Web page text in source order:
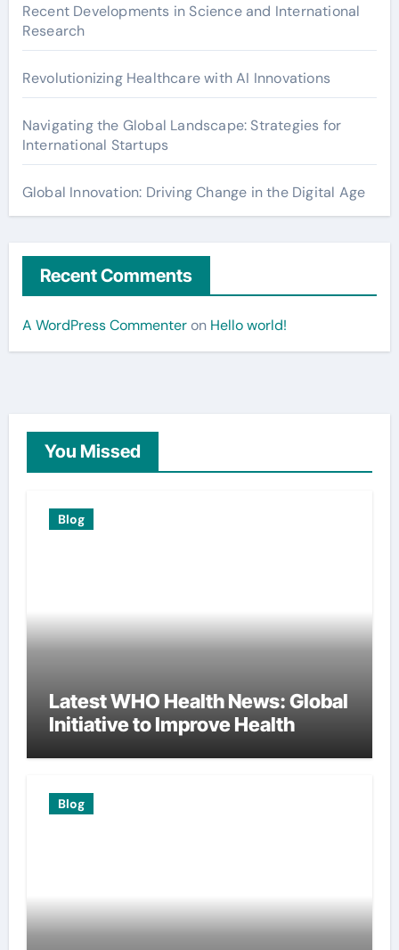
Recent Developments in Science and International
Research
Revolutionizing Healthcare with AI Innovations
Navigating the Global Landscape: Strategies for
International Startups
Global Innovation: Driving Change in the Digital Age
Recent Comments
A WordPress Commenteron Hello world!
You Missed
Blog
Latest WHO Health News: Global
Initiative to Improve Health
Blog